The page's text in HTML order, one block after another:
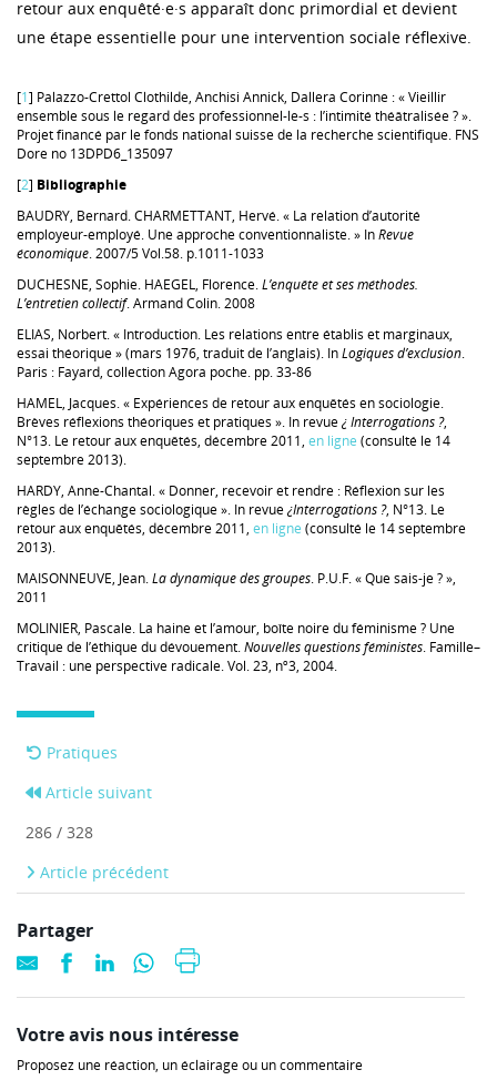
retour aux enquêté·e·s apparaît donc primordial et devient
une étape essentielle pour une intervention sociale réflexive.
[1] Palazzo-Crettol Clothilde, Anchisi Annick, Dallera Corinne : « Vieillir
ensemble sous le regard des professionnel-le-s : l’intimité théâtralisée ? ».
Projet financé par le fonds national suisse de la recherche scientifique. FNS
Dore no 13DPD6_135097
[2] Bibliographie
BAUDRY, Bernard. CHARMETTANT, Hervé. « La relation d’autorité
employeur-employé. Une approche conventionnaliste. » InRevue
économique. 2007/5 Vol.58. p.1011-1033
DUCHESNE, Sophie. HAEGEL, Florence.L’enquête et ses méthodes.
L’entretien collectif. Armand Colin. 2008
ELIAS, Norbert. « Introduction. Les relations entre établis et marginaux,
essai théorique » (mars 1976, traduit de l’anglais). InLogiques d’exclusion.
Paris : Fayard, collection Agora poche. pp. 33-86
HAMEL, Jacques. « Expériences de retour aux enquêtés en sociologie.
Brèves réflexions théoriques et pratiques ». In revue¿ Interrogations ?,
N°13. Le retour aux enquêtés, décembre 2011, en ligne (consulté le 14
septembre 2013).
HARDY, Anne-Chantal. « Donner, recevoir et rendre : Réflexion sur les
règles de l’échange sociologique ». In revue¿Interrogations ?, N°13. Le
retour aux enquêtés, décembre 2011, en ligne (consulté le 14 septembre
2013).
MAISONNEUVE, Jean.La dynamique des groupes. P.U.F. « Que sais-je ? »,
2011
MOLINIER, Pascale. La haine et l’amour, boîte noire du féminisme ? Une
critique de l’éthique du dévouement.Nouvelles questions féministes. Famille–
Travail : une perspective radicale. Vol. 23, nº3, 2004.
Pratiques
Article suivant
286 / 328
Article précédent
Partager
Votre avis nous intéresse
Proposez une réaction, un éclairage ou un commentaire